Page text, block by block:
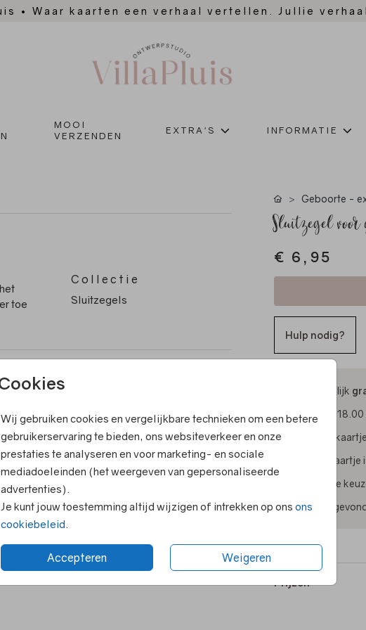
• Waar kaarten een verhaal vertellen. Jullie
MOOI
VERZENDEN
EXTRA'S INFORMATIE
Wij gebruiken cookies en vergelijkbare technieken om een betere
gebruikerservaring te bieden, ons websiteverkeer en onze
prestaties te analyseren en voor marketing- en sociale
mediadoeleinden (het weergeven van gepersonaliseerde
advertenties).
Je kunt jouw toestemming altijd wijzigen of intrekken op ons ons
cookiebeleid
Accepteren Weigeren
toe
Collectie
Sluitzegels
leuk
Geboorte -
Sluitzegel
€ 6,95
Hulp nodig?
Tijdelijk
Voor
Elk
Ruime
Niet
Prijzen